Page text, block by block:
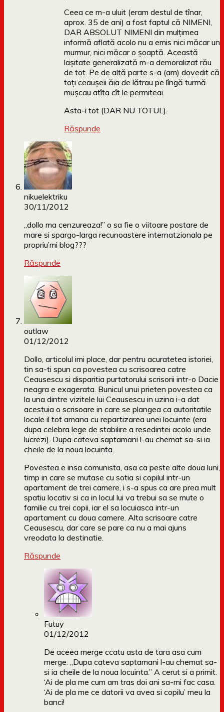
Ceea ce m-a uluit (eram destul de tînar,
aprox. 35 de ani) a fost faptul că NIMENI,
DAR ABSOLUT NIMENI din mulțimea
informă aflată acolo nu a emis nici măcar un
murmur, nici măcar o șoaptă. Această
lașitate generalizată m-a demoralizat rău
de tot. Pe de altă parte s-a (am) dovedit că
toți ceaușeii ăia de lătrau pe lîngă turmă
mușcau atîta cît le permiteai.
Asta-i tot (DAR NU TOTUL).
Răspunde
nikuelektriku
30/11/2012
„dollo ma cenzureaza!” o sa fie o viitoare postare de
mare si spargo-larga recunoastere internatzionala pe
propriu’mi blog???
Răspunde
outlaw
01/12/2012
Dollo, articolul imi place, dar pentru acuratetea istoriei,
tin sa-ti spun ca povestea cu scrisoarea catre
Ceausescu si disparitia purtatorului scrisorii intr-o Dacie
neagra e exagerata. Bunicul unui prieten povestea ca
la una dintre vizitele lui Ceausescu in uzina i-a dat
acestuia o scrisoare in care se plangea ca autoritatile
locale il tot amana cu repartizarea unei locuinte (era
dupa celebra lege de stabilire a resedintei acolo unde
lucrezi). Dupa cateva saptamani l-au chemat sa-si ia
cheile de la noua locuinta.
Povestea e insa comunista, asa ca peste alte doua luni,
timp in care se mutase cu sotia si copilul intr-un
apartament de trei camere, i s-a spus ca are prea mult
spatiu locativ si ca in locul lui va trebui sa se mute o
familie cu trei copii, iar el sa locuiasca intr-un
apartament cu doua camere. Alta scrisoare catre
Ceausescu, dar care se pare ca nu a mai ajuns
vreodata la destinatie.
Răspunde
Futuy
01/12/2012
De aceea merge ccatu asta de tara asa cum
merge. „Dupa cateva saptamani l-au chemat sa-
si ia cheile de la noua locuinta.” A cerut si a primit.
‘Ai de pla me cum am tras doi ani sa-mi fac casa.
‘Ai de pla me ce datorii va avea si copilu’ meu la
banci!